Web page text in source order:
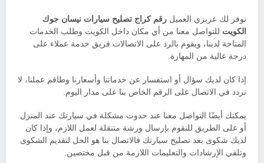
نوفر لك عزيزي العميل رقم كراج تصليح سيارات نيسان جوك
الكويت للتواصل معنا من أي مكان داخل الكويت وطلب الخدمات
المتاحة لدينا، ويقوم بالرد على الاتصالات فريق خدمة عملاء على
درجة عالية من المهارة.
إذا كان لديك سؤال أو استفسار عن خدماتنا وأسعارنا وطاقم عملنا، لا
تردد في الاتصال على الرقم الخاص بنا على مدار اليوم.
يمكنك أيضًا التواصل معنا عند حدوث مشكلة في سيارتك عند المنزل
أو على الطريق للنقوم بإرسال ورشة متنقلة لعمل اللازم، وإذا كان
لديك شكوى بعد تصليح سيارتك فالاتصال بنا هو الحل لتقديم الشكوى
وتلقي الإرشادات والتعليمات اللازمة من قبل مختصين.